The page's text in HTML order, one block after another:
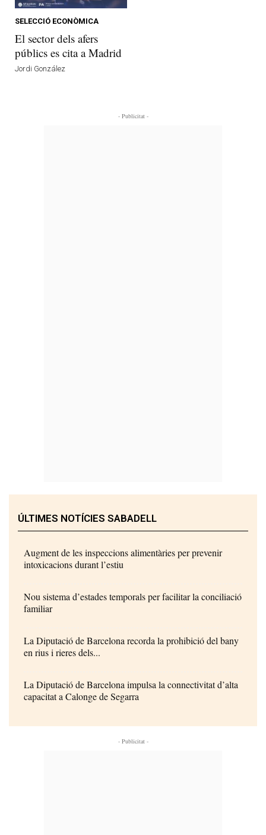
SELECCIÓ ECONÒMICA
El sector dels afers
públics es cita a Madrid
Jordi González
- Publicitat -
ÚLTIMES NOTÍCIES SABADELL
Augment de les inspeccions alimentàries per prevenir
intoxicacions durant l’estiu
Nou sistema d’estades temporals per facilitar la conciliació
familiar
La Diputació de Barcelona recorda la prohibició del bany
en rius i rieres dels...
La Diputació de Barcelona impulsa la connectivitat d’alta
capacitat a Calonge de Segarra
- Publicitat -